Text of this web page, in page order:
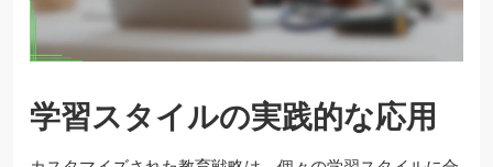
学習スタイルの実践的な応用